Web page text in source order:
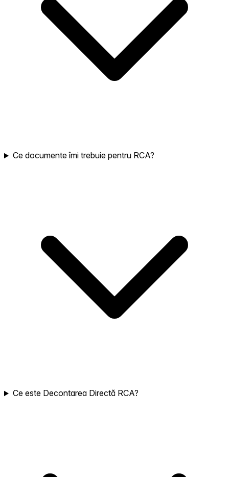
Ce documente îmi trebuie pentru RCA?
Ce este Decontarea Directă RCA?